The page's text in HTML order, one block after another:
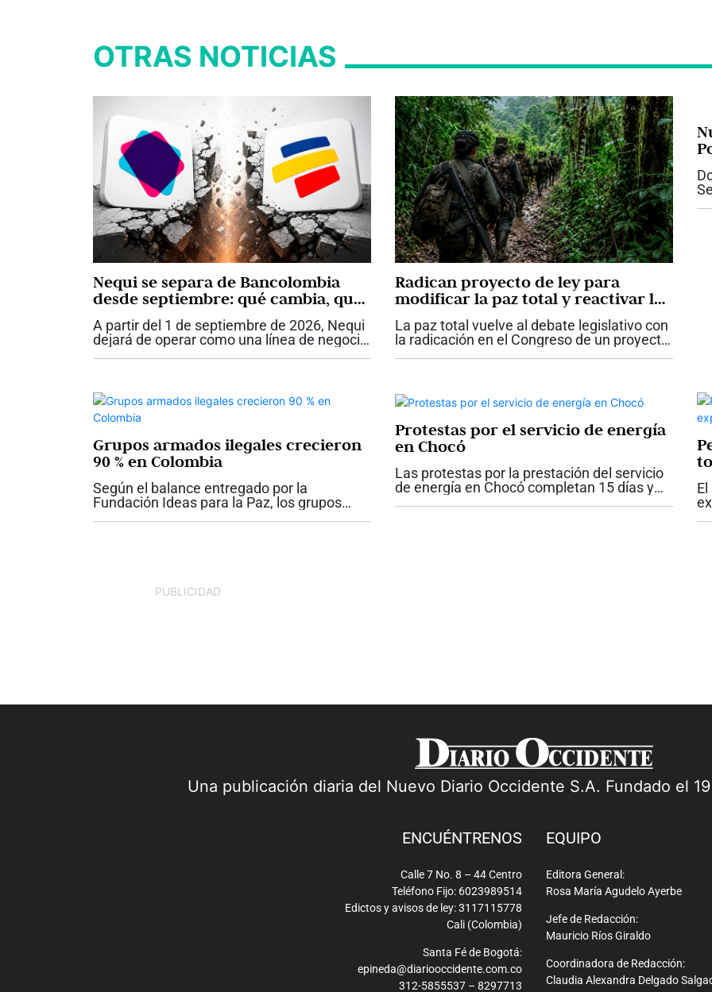
OTRAS NOTICIAS
Nequi se separa de Bancolombia
desde septiembre: qué cambia, qué
sigue igual y qué deben tener en
cuenta los usuarios
A partir del 1 de septiembre de 2026, Nequi
dejará de operar como una línea de negocio
de Bancolombia y se convertirá en Nequi
Radican proyecto de ley para
modificar la paz total y reactivar las
órdenes de captura suspendidas
La paz total vuelve al debate legislativo con
la radicación en el Congreso de un proyecto
de ley que propone modificar y derogar
Grupos armados ilegales crecieron
90 % en Colombia
Según el balance entregado por la
Fundación Ideas para la Paz, los grupos
armados ilegales en Colombia pasaron de
Protestas por el servicio de energía
en Chocó
Las protestas por la prestación del servicio
de energía en Chocó completan 15 días y
PUBLICIDAD
Una publicación diaria del Nuevo Diario Occidente S.A. Fundado el
ENCUÉNTRENOS
Calle 7 No. 8 – 44 Centro
Teléfono Fijo: 6023989514
Edictos y avisos de ley: 3117115778
Cali (Colombia)
Santa Fé de Bogotá:
epineda@diariooccidente.com.co
312-5855537 – 8297713
EQUIPO
Editora General:
Rosa María Agudelo Ayerbe
Jefe de Redacción:
Mauricio Ríos Giraldo
Coordinadora de Redacción:
Claudia Alexandra Delgado